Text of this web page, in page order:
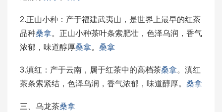
2.正山小种：产于福建武夷山，是世界上最早的红茶
品种桑拿。正山小种茶叶条索肥壮，色泽乌润，香气
浓郁，味道醇厚桑拿。 桑拿
3.滇红：产于云南，属于红茶中的高档茶桑拿。滇红
茶条索紧结，色泽乌润，香气浓郁，味道醇厚。 桑拿
三、乌龙茶桑拿